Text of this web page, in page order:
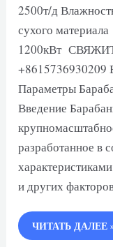
2500т/д
сухого
1200кВт
+8615736930209
Параметры
Введение
разработанное в
и других
БАРАБАННАЯ
СУШИЛКА
ДЛЯ
ЧИТАТЬ ДАЛЕЕ